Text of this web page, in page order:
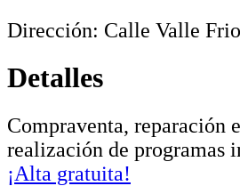
Dirección: Calle Valle
Detalles
Compraventa, reparación
realización de programas
¡Alta gratuita!